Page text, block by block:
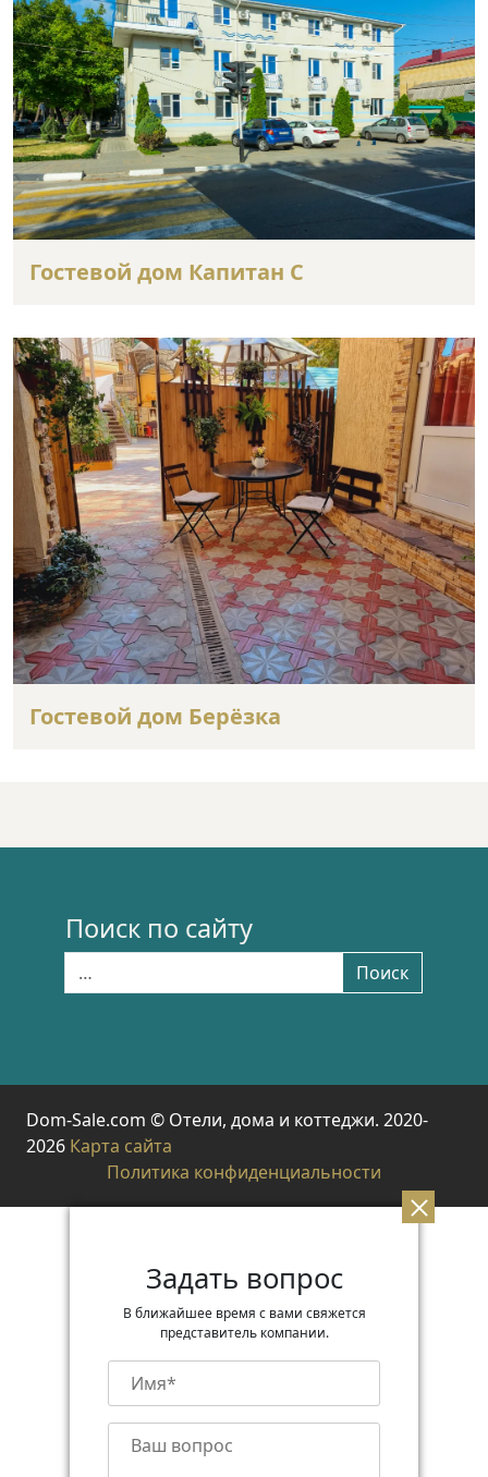
Гостевой дом Капитан С
Гостевой дом Берёзка
Поиск по сайту
Поиск
Dom-Sale.com © Отели, дома и коттеджи. 2020-
2026 Карта сайта
Политика конфиденциальности
Задать вопрос
В ближайшее время с вами свяжется
представитель компании.